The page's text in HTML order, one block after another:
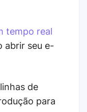
tempo real
abrir seu e-
de
para